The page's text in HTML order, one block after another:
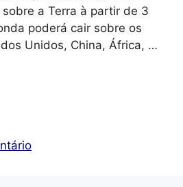
a Terra à partir de 3
poderá cair sobre os
Unidos, China, África, …